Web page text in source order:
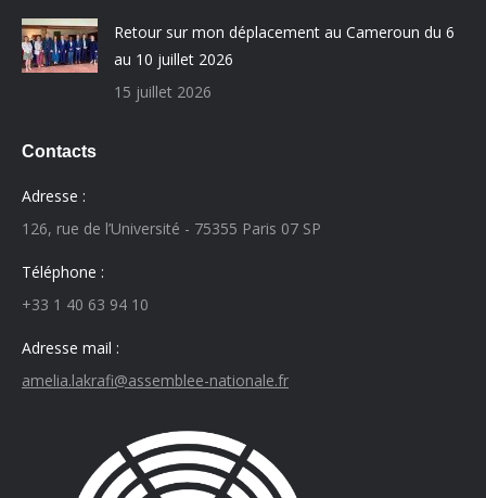
Retour sur mon déplacement au Cameroun du 6
au 10 juillet 2026
15 juillet 2026
Contacts
Adresse :
126, rue de l’Université - 75355 Paris 07 SP
Téléphone :
+33 1 40 63 94 10
Adresse mail :
amelia.lakrafi@assemblee-nationale.fr